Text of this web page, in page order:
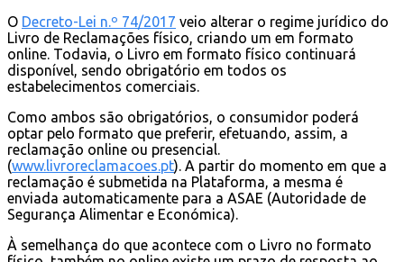
O Decreto-Lei n.º 74/2017 veio alterar o regime jurídico do
Livro de Reclamações físico, criando um em formato
online. Todavia, o Livro em formato físico continuará
disponível, sendo obrigatório em todos os
estabelecimentos comerciais.
Como ambos são obrigatórios, o consumidor poderá
optar pelo formato que preferir, efetuando, assim, a
reclamação online ou presencial.
(www.livroreclamacoes.pt). A partir do momento em que a
reclamação é submetida na Plataforma, a mesma é
enviada automaticamente para a ASAE (Autoridade de
Segurança Alimentar e Económica).
À semelhança do que acontece com o Livro no formato